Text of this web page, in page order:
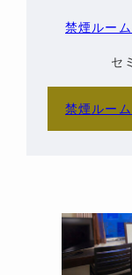
禁煙ルー
セ
禁煙ルー